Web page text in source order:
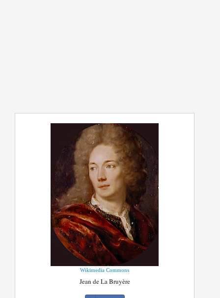
Wikimedia Commons
Jean de La Bruyère